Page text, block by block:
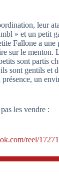
leur
» et un petit
Fallone a une
sur le menton.
sont partis
sont gentils et
un
les vendre :
reel/